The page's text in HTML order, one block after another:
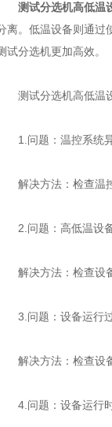
测试分选机高低温
离。低温设备则通过
试分选机更加高效。
测试分选机高低温设
1.问题：温控系统异
解决方法：检查温控
2.问题：高低温设备
解决方法：检查设备
3.问题：设备运行过
解决方法：检查设备
4.问题：设备运行时